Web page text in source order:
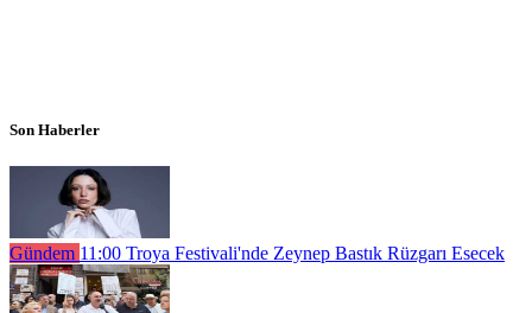
Son Haberler
Gündem 11:00 Troya Festivali'nde Zeynep Bastık Rüzgarı Esecek